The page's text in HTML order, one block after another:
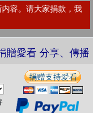
容。请大家捐款，我
、捐贈愛看 分享